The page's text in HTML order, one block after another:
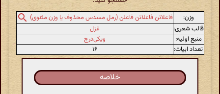
وزن:
فاعلاتن فاعلاتن فاعلن (رمل مسدس محذوف یا وزن مثنوی)
قالب شعری:
غزل
منبع اولیه:
ویکی‌درج
تعداد ابیات:
۱۶
خلاصه